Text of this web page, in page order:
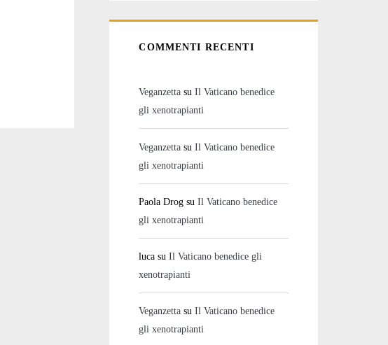
COMMENTI RECENTI
Veganzetta suIl Vaticano benedice
gli xenotrapianti
Veganzetta suIl Vaticano benedice
gli xenotrapianti
Paola Drog suIl Vaticano benedice
gli xenotrapianti
luca suIl Vaticano benedice gli
xenotrapianti
Veganzetta suIl Vaticano benedice
gli xenotrapianti